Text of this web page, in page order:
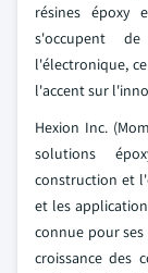
résines époxy
s'occupent
l'électronique,
l'accent sur
Hexion Inc.
solutions
construction et
et les
connue pour
croissance des